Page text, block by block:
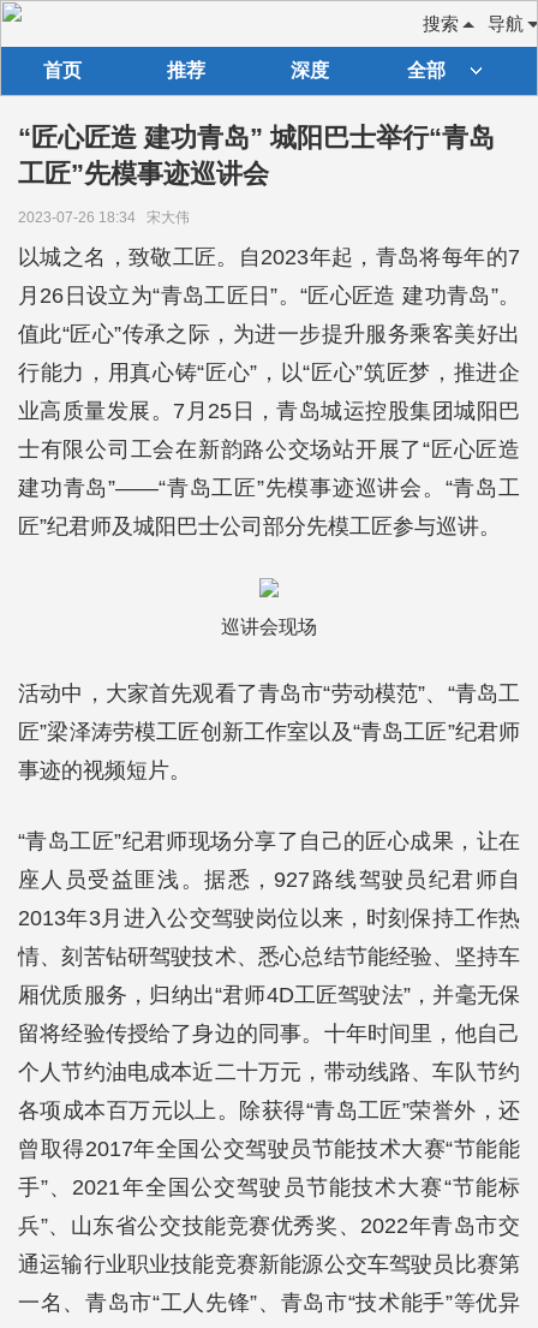
导航
搜索
首页 推荐 深度 全部
“匠心匠造 建功青岛” 城阳巴士举行“青岛
工匠”先模事迹巡讲会
2023-07-26 18:34 宋大伟
以城之名，致敬工匠。自2023年起，青岛将每年的7
月26日设立为“青岛工匠日”。“匠心匠造 建功青岛”。
值此“匠心”传承之际，为进一步提升服务乘客美好出
行能力，用真心铸“匠心”，以“匠心”筑匠梦，推进企
业高质量发展。7月25日，青岛城运控股集团城阳巴
士有限公司工会在新韵路公交场站开展了“匠心匠造
建功青岛”——“青岛工匠”先模事迹巡讲会。“青岛工
匠”纪君师及城阳巴士公司部分先模工匠参与巡讲。
巡讲会现场
活动中，大家首先观看了青岛市“劳动模范”、“青岛工
匠”梁泽涛劳模工匠创新工作室以及“青岛工匠”纪君师
事迹的视频短片。
“青岛工匠”纪君师现场分享了自己的匠心成果，让在
座人员受益匪浅。据悉，927路线驾驶员纪君师自
2013年3月进入公交驾驶岗位以来，时刻保持工作热
情、刻苦钻研驾驶技术、悉心总结节能经验、坚持车
厢优质服务，归纳出“君师4D工匠驾驶法”，并毫无保
留将经验传授给了身边的同事。十年时间里，他自己
个人节约油电成本近二十万元，带动线路、车队节约
各项成本百万元以上。除获得“青岛工匠”荣誉外，还
曾取得2017年全国公交驾驶员节能技术大赛“节能能
手”、2021年全国公交驾驶员节能技术大赛“节能标
兵”、山东省公交技能竞赛优秀奖、2022年青岛市交
通运输行业职业技能竞赛新能源公交车驾驶员比赛第
一名、青岛市“工人先锋”、青岛市“技术能手”等优异